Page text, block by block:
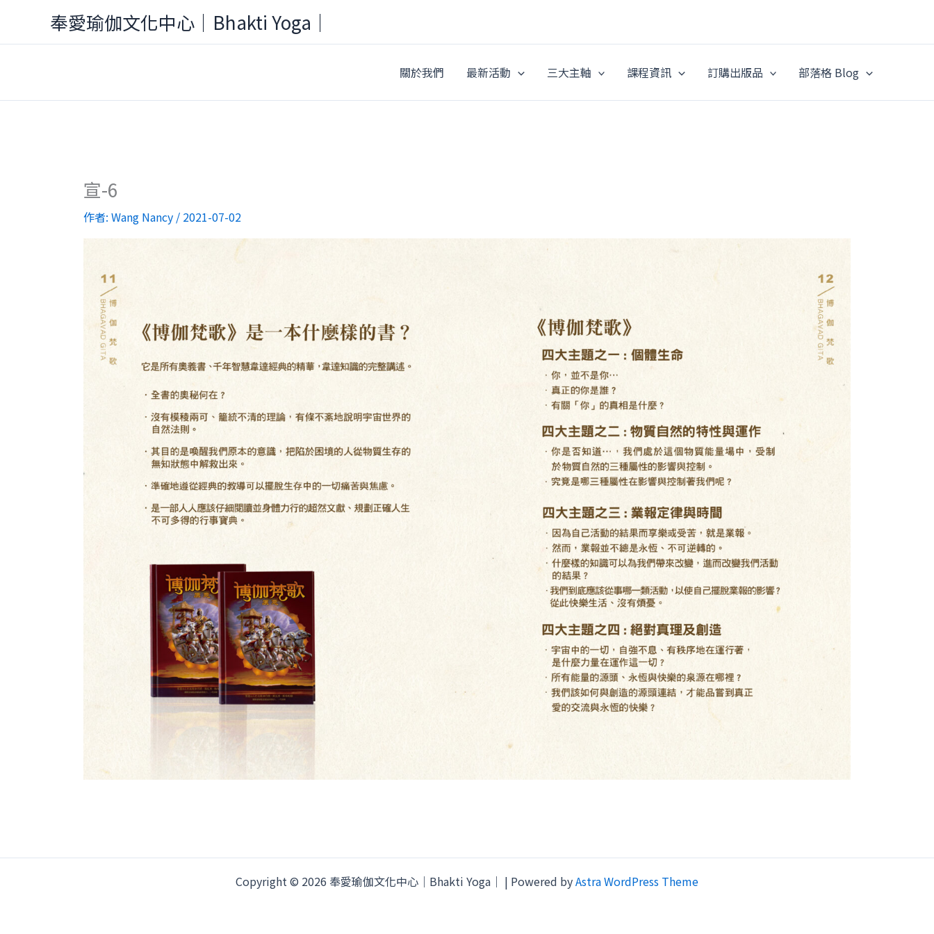
主
容
奉愛瑜伽文化中心｜Bhakti Yoga｜
關於我們 最新活動 三大主軸 課程資訊 訂購出版品 部落格 Blog
宣-6
作者: Wang Nancy / 2021-07-02
Copyright © 2026 奉愛瑜伽文化中心｜Bhakti Yoga｜ | Powered byAstra WordPress Theme